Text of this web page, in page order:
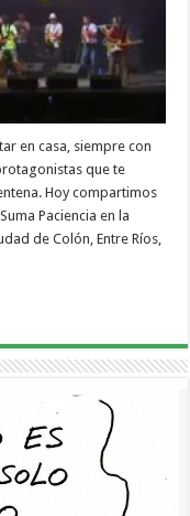
en casa, siempre con
que te
Hoy compartimos
Paciencia en la
de Colón, Entre Ríos,